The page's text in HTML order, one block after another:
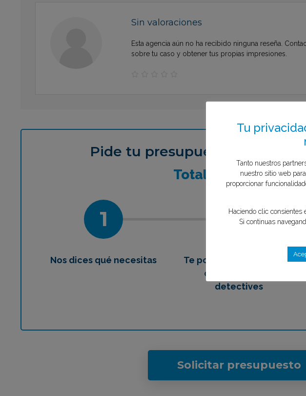
Sin valoraciones
Esta agencia aún no ha recibido ninguna reseña.
sobre tu caso y obtener tus propias impresiones.
Pide tu presupuesto el menos
Totalmente GRATIS
1 2
Nos dices qué necesitas
Te ponemos en contacto
con los mejores
detectives
Solicitar presupuesto
Tanto nuestros
proporcionar
Si continuas
¿Qué tipo de caso